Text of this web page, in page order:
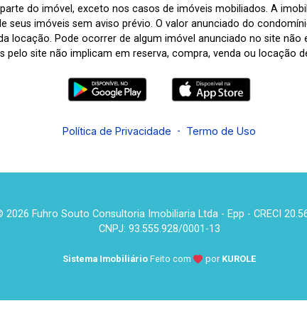
do imóvel, exceto nos casos de imóveis mobiliados. A
seus imóveis sem aviso prévio. O valor anunciado do
locação. Pode ocorrer de algum imóvel anunciado no site não
pelo site não implicam em reserva, compra, venda ou locação
Política de Privacidade - Termo de Uso
2026 Fuhro Souto Consultoria Imobiliaria Ltda - Epp - CRECI
CNPJ: 93.555.928/0001-13
Sistema Imobiliário Feito com por KUROLE